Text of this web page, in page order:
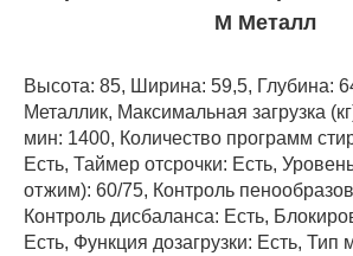
M Металл
Высота: 85, Ширина: 59,5, Глубина:
Металлик, Максимальная загрузка
мин: 1400, Количество программ
Есть, Таймер отсрочки: Есть,
отжим): 60/75, Контроль
Контроль дисбаланса: Есть,
Есть, Функция дозагрузки: Есть, Тип